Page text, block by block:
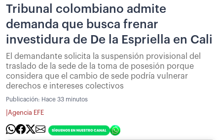
Tribunal colombiano admite
demanda que busca frenar
investidura de De la Espriella en Cali
El demandante solicita la suspensión provisional del
traslado de la sede de la toma de posesión porque
considera que el cambio de sede podría vulnerar
derechos e intereses colectivos
Publicación: Hace 33 minutos
Agencia EFE